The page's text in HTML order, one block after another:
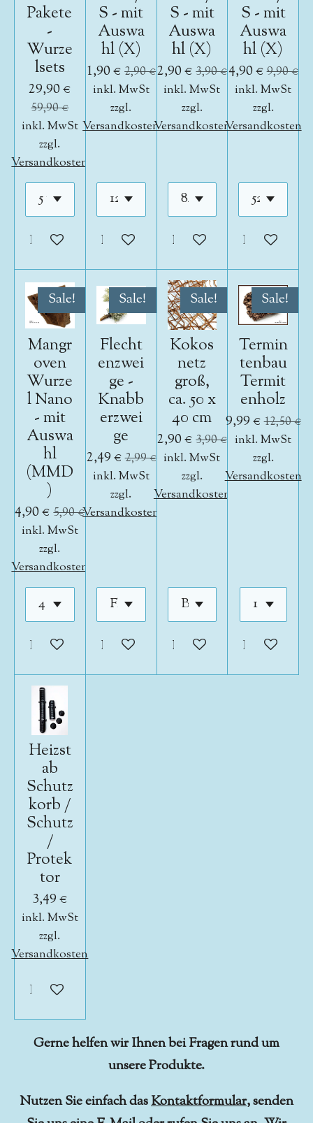
Pakete
-
Wurze
lsets
29,90 €
59,90 €
inkl. MwSt
zzgl.
Versandkosten
In den Warenkorb
S - mit
Auswa
hl (X)
1,90 € 2,90 €
inkl. MwSt
zzgl.
Versandkosten
In den Warenkorb
S - mit
Auswa
hl (X)
2,90 € 3,90 €
inkl. MwSt
zzgl.
Versandkosten
In den Warenkorb
S - mit
Auswa
hl (X)
4,90 €9,90 €
inkl. MwSt
zzgl.
Versandkosten
In den
Sale!
Mangr
oven
Wurze
l Nano
- mit
Auswa
hl
(MMD
)
4,90 € 5,90 €
inkl. MwSt
zzgl.
Versandkosten
In den Warenkorb
Sale!
Flecht
enzwei
ge -
Knabb
erzwei
ge
2,49 €2,99 €
inkl. MwSt
zzgl.
Versandkosten
In den Warenkorb
Sale!
Kokos
netz
groß,
ca. 50 x
40 cm
2,90 € 3,90 €
inkl. MwSt
zzgl.
Versandkosten
In den Warenkorb
Sale!
Termin
tenbau
Termit
enholz
9,99 €12,50 €
inkl. MwSt
zzgl.
Versandkosten
In den
Heizst
ab
Schutz
korb /
Schutz
/
Protek
tor
3,49 €
inkl. MwSt
zzgl.
Versandkosten
In den Warenkorb
Gerne helfen wir Ihnen bei Fragen rund um
unsere Produkte.
Nutzen Sie einfach dasKontaktformular, senden